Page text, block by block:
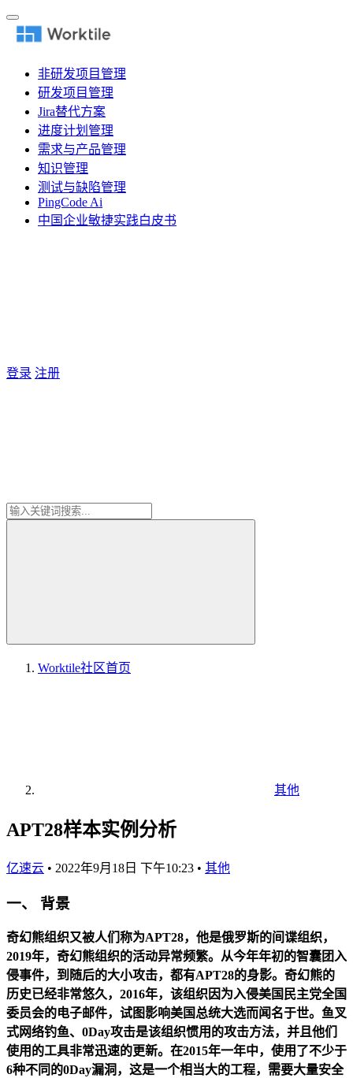
非研发项目管理
研发项目管理
Jira替代方案
进度计划管理
需求与产品管理
知识管理
测试与缺陷管理
PingCode Ai
中国企业敏捷实践白皮书
登录 注册
Worktile社区首页
其他
APT28样本实例分析
亿速云 • 2022年9月18日 下午10:23 • 其他
一、 背景
奇幻熊组织又被人们称为APT28，他是俄罗斯的间谍组织，
2019年，奇幻熊组织的活动异常频繁。从今年年初的智囊团入
侵事件，到随后的大小攻击，都有APT28的身影。奇幻熊的
历史已经非常悠久，2016年，该组织因为入侵美国民主党全国
委员会的电子邮件，试图影响美国总统大选而闻名于世。鱼叉
式网络钓鱼、0Day攻击是该组织惯用的攻击方法，并且他们
使用的工具非常迅速的更新。在2015年一年中，使用了不少于
6种不同的0Day漏洞，这是一个相当大的工程，需要大量安全